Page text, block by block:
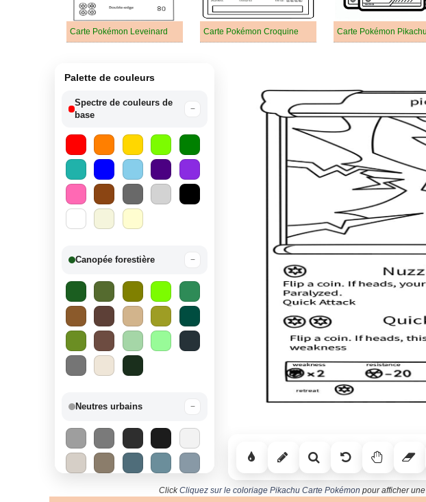
Carte Pokémon Leveinard Carte Pokémon Croquine Carte Pokémon Pikachu
Palette de couleurs
Spectre de couleurs de
base
−
Canopée forestière −
Neutres urbains −
ClickCliquez sur le coloriage Pikachu Carte Pokémon pour afficher